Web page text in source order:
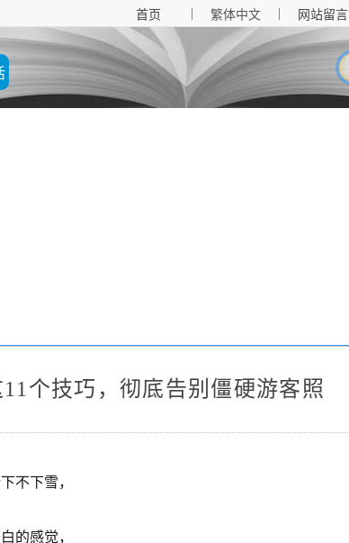
首页 繁体中文 网站留言
个技巧，彻底告别僵硬游客照
不下雪，
的感觉，